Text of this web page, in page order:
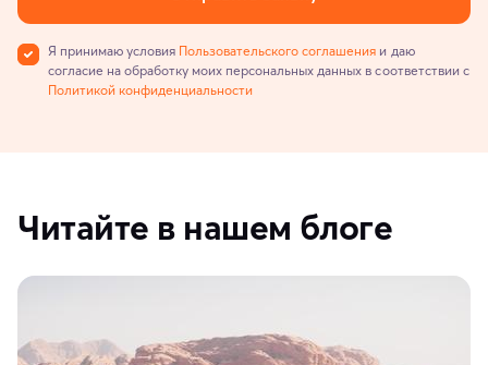
Я принимаю условия Пользовательского соглашения и даю
согласие на обработку моих персональных данных в соответствии с
Политикой конфиденциальности
Читайте в нашем блоге